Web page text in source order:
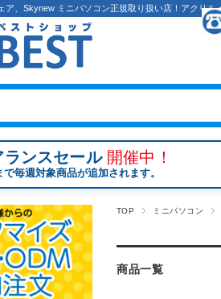
ア、Skynew ミニパソコン正規取り扱い店！アクリ
ランスセール 開催中！
で毎週対象商品が追加されます。
TOP ミニパソコン
商品一覧